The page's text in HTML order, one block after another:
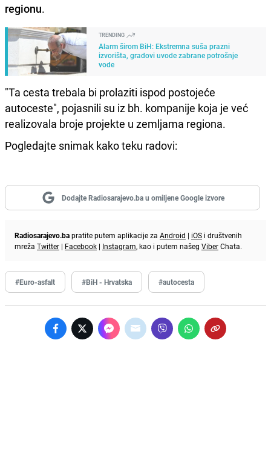
regionu.
TRENDING
Alarm širom BiH: Ekstremna suša prazni
izvorišta, gradovi uvode zabrane potrošnje
vode
"Ta cesta trebala bi prolaziti ispod postojeće
autoceste", pojasnili su iz bh. kompanije koja je već
realizovala broje projekte u zemljama regiona.
Pogledajte snimak kako teku radovi:
Dodajte Radiosarajevo.ba u omiljene Google izvore
Radiosarajevo.bapratite putem aplikacije za Android | iOS i društvenih
mreža Twitter | Facebook | Instagram, kao i putem našeg ViberChata.
#Euro-asfalt #BiH - Hrvatska #autocesta